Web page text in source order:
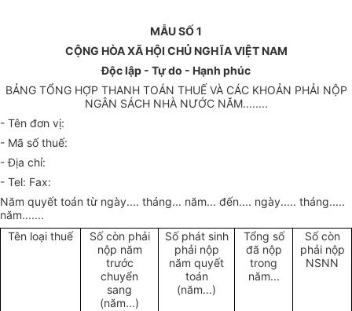
MẪU SỐ 1
CỘNG HÒA XÃ HỘI CHỦ NGHĨA VIỆT NAM
Độc lập - Tự do - Hạnh phúc
BẢNG TỔNG HỢP THANH TOÁN THUẾ VÀ CÁC KHOẢN PHẢI NỘP
NGÂN SÁCH NHÀ NƯỚC NĂM........
- Tên đơn vị:
- Mã số thuế:
- Địa chỉ:
- Tel: Fax:
Năm quyết toán từ ngày.... tháng... năm... đến.... ngày..... tháng.....
năm.......
Tên loại thuế
Số còn phải
nộp năm
trước
chuyển
sang
(năm...)
Số phát sinh
phải nộp
năm quyết
toán
(năm...)
Tổng số
đã nộp
trong
năm...
Số còn
phải nộp
NSNN